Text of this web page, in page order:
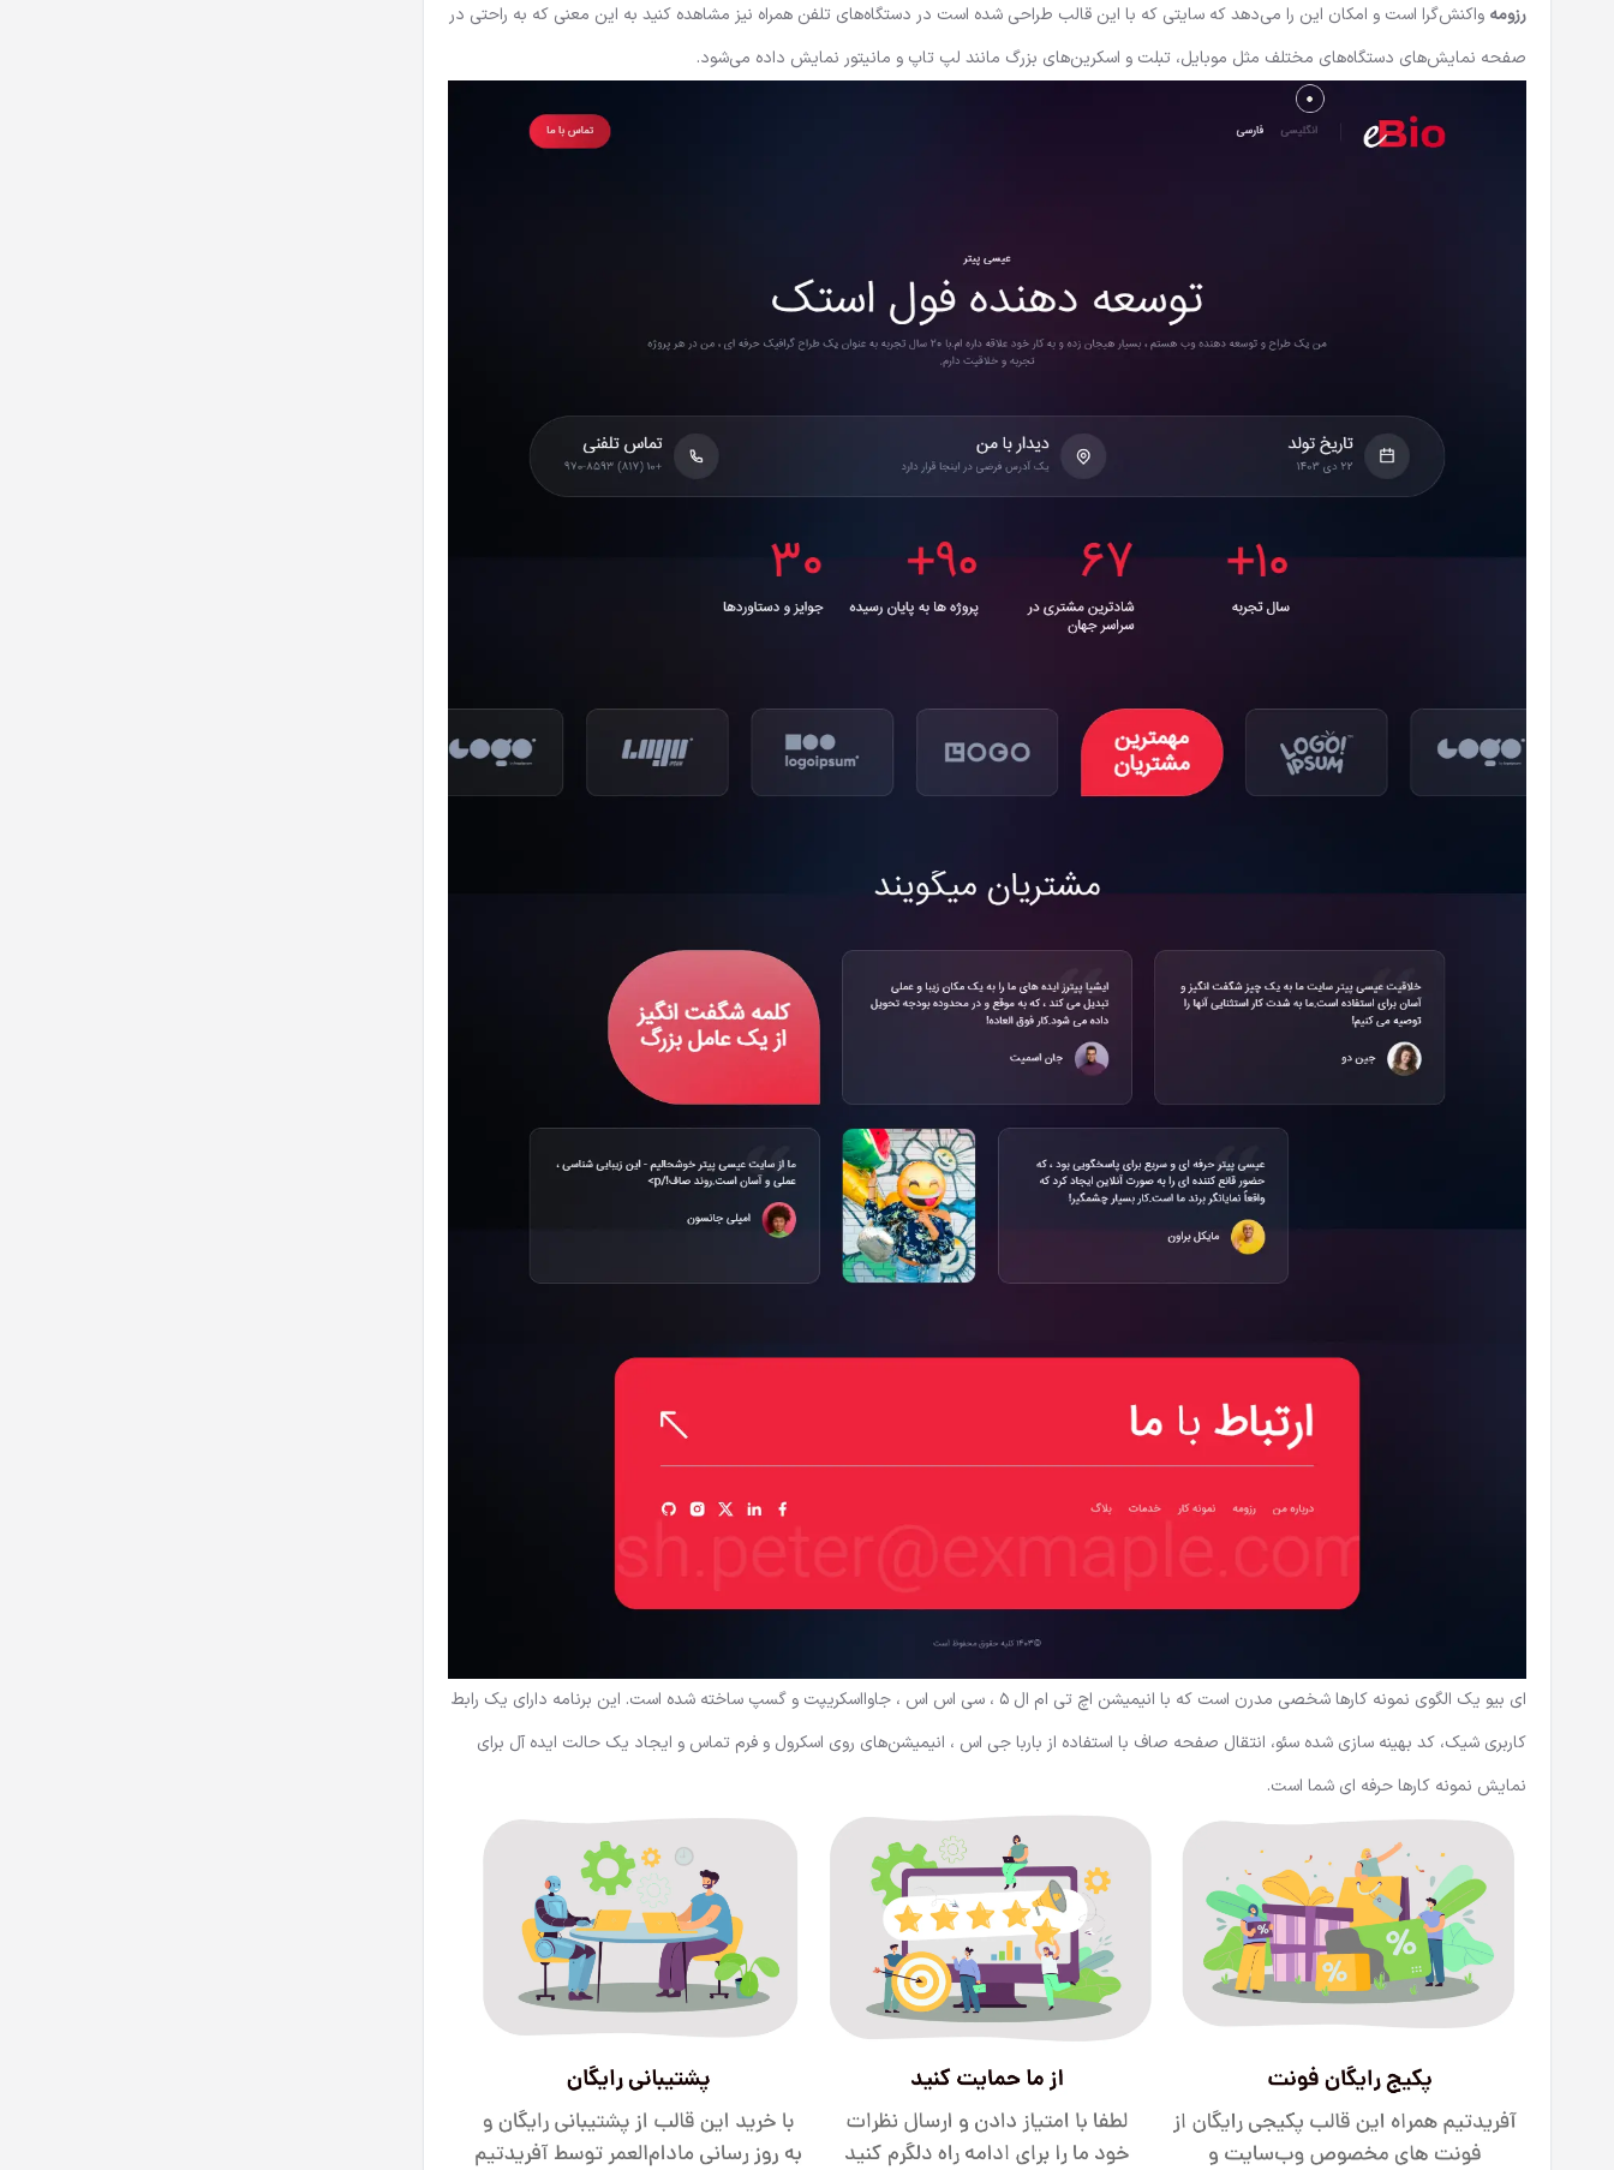
رزومه واکنش‌گرا است و امکان این را می‌دهد که سایتی که با این قالب طراحی شده است در دستگاه‌های تلفن همراه نیز مشاهده کنید به این معنی که به راحتی در
صفحه نمایش‌های دستگاه‌های مختلف مثل موبایل، تبلت و اسکرین‌های بزرگ مانند لپ تاپ و مانیتور نمایش داده می‌شود.
ای بیو یک الگوی نمونه کارها شخصی مدرن است که با انیمیشن اچ تی ام ال 5 ، سی اس اس ، جاوااسکریپت و گسپ ساخته شده است. این برنامه دارای یک رابط
کاربری شیک، کد بهینه سازی شده سئو، انتقال صفحه صاف با استفاده از باربا جی اس ، انیمیشن‌های روی اسکرول و فرم تماس و ایجاد یک حالت ایده آل برای
نمایش نمونه کارها حرفه ای شما است.